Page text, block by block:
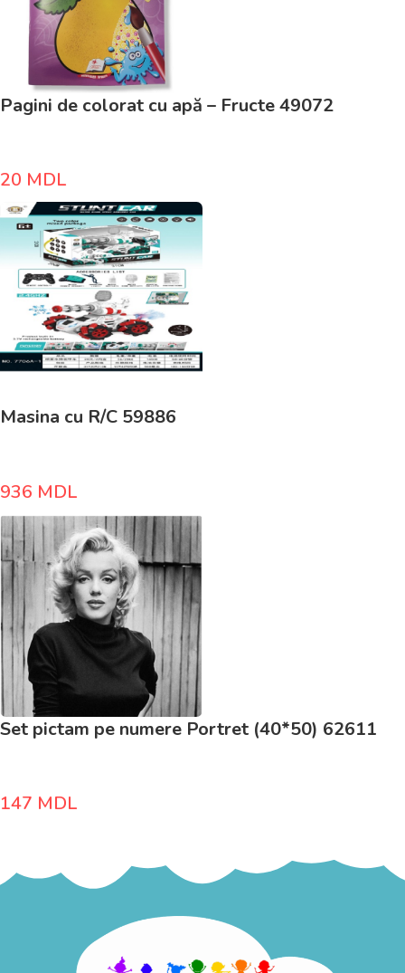
Pagini de colorat cu apă – Fructe 49072
20 MDL
Masina cu R/C 59886
936 MDL
Set pictam pe numere Portret (40*50) 62611
147 MDL